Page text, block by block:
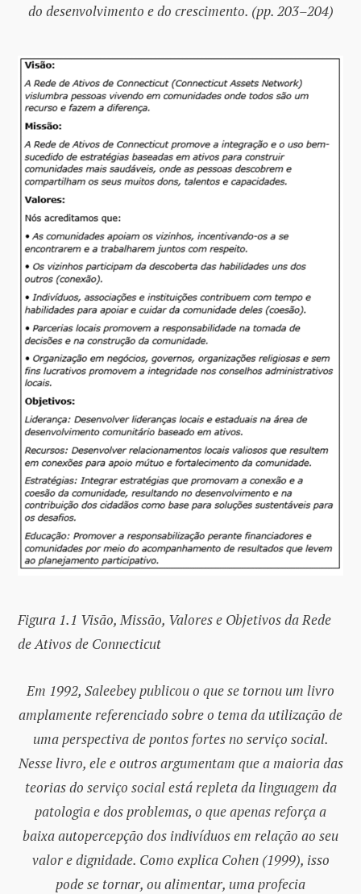
do desenvolvimento e do crescimento. (pp. 203–204)
Figura 1.1 Visão, Missão, Valores e Objetivos da Rede
de Ativos de Connecticut
Em 1992, Saleebey publicou o que se tornou um livro
amplamente referenciado sobre o tema da utilização de
uma perspectiva de pontos fortes no serviço social.
Nesse livro, ele e outros argumentam que a maioria das
teorias do serviço social está repleta da linguagem da
patologia e dos problemas, o que apenas reforça a
baixa autopercepção dos indivíduos em relação ao seu
valor e dignidade. Como explica Cohen (1999), isso
pode se tornar, ou alimentar, uma profecia